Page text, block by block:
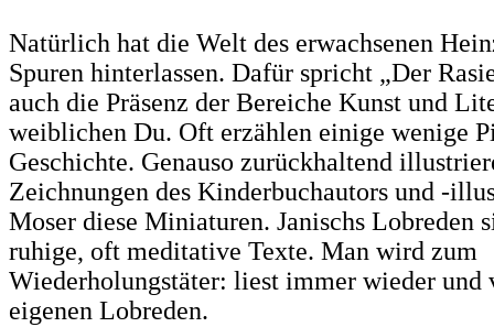
Natürlich hat die Welt des erwachsenen
Spuren hinterlassen. Dafür spricht „Der
auch die Präsenz der Bereiche Kunst und
weiblichen Du. Oft erzählen einige wenige
Geschichte. Genauso zurückhaltend
Zeichnungen des Kinderbuchautors und -
Moser diese Miniaturen. Janischs Lobreden
ruhige, oft meditative Texte. Man wird zum
Wiederholungstäter: liest immer wieder und
eigenen Lobreden.